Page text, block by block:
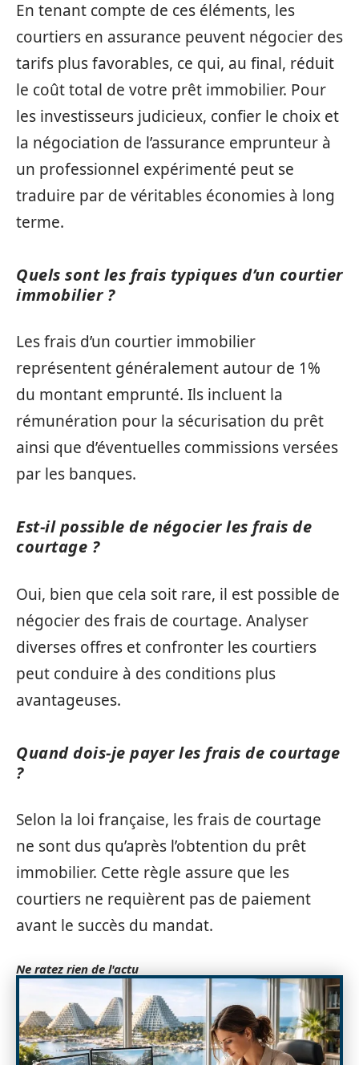
En tenant compte de ces éléments, les
courtiers en assurance peuvent négocier des
tarifs plus favorables, ce qui, au final, réduit
le coût total de votre prêt immobilier. Pour
les investisseurs judicieux, confier le choix et
la négociation de l’assurance emprunteur à
un professionnel expérimenté peut se
traduire par de véritables économies à long
terme.
Quels sont les frais typiques d’un courtier
immobilier ?
Les frais d’un courtier immobilier
représentent généralement autour de 1%
du montant emprunté. Ils incluent la
rémunération pour la sécurisation du prêt
ainsi que d’éventuelles commissions versées
par les banques.
Est-il possible de négocier les frais de
courtage ?
Oui, bien que cela soit rare, il est possible de
négocier des frais de courtage. Analyser
diverses offres et confronter les courtiers
peut conduire à des conditions plus
avantageuses.
Quand dois-je payer les frais de courtage
?
Selon la loi française, les frais de courtage
ne sont dus qu’après l’obtention du prêt
immobilier. Cette règle assure que les
courtiers ne requièrent pas de paiement
avant le succès du mandat.
Ne ratez rien de l'actu